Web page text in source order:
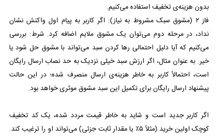
بدون هزینه‌ی تخفیف استفاده می‌کنیم.
فاز ۲ (مشوق سبک مشروط به نیاز): اگر کاربر به پیام اول واکنش نشان
نداد، در مرحله دوم می‌توان یک مشوق ملایم اضافه کرد. شرط: بررسی
می‌کنیم که آیا دلیل احتمالی رها کردن سبد می‌تواند با مشوق حل شود یا
خیر. به عنوان مثال، اگر ارزش سبد خیلی نزدیک به حد نصاب ارسال رایگان
است، احتمالاً کاربر به خاطر هزینه‌ی ارسال منصرف شده؛ در این حالت
پیشنهاد ارسال رایگان برای تکمیل این سبد مشوق موثری خواهد بود.
اگر کاربر جدید است و شاید به خاطر قیمت مردد شده، یک کد تخفیف
کوچک اولین خرید (مثلاً ۵٪ یا مقدار ثابت جزئی) می‌تواند او را ترغیب کند.